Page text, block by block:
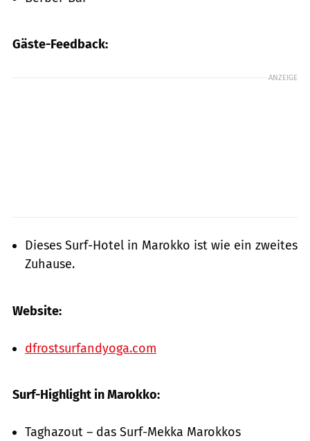
Gäste-Feedback:
ANZEIGE
Dieses Surf-Hotel in Marokko ist wie ein zweites
Zuhause.
Website:
dfrostsurfandyoga.com
Surf-Highlight in Marokko:
Taghazout – das Surf-Mekka Marokkos